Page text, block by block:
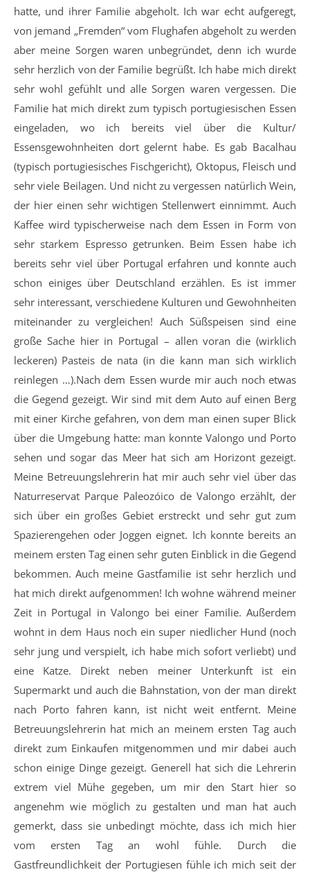
hatte, und ihrer Familie abgeholt. Ich war echt aufgeregt,
von jemand „Fremden“ vom Flughafen abgeholt zu werden
aber meine Sorgen waren unbegründet, denn ich wurde
sehr herzlich von der Familie begrüßt. Ich habe mich direkt
sehr wohl gefühlt und alle Sorgen waren vergessen. Die
Familie hat mich direkt zum typisch portugiesischen Essen
eingeladen, wo ich bereits viel über die Kultur/
Essensgewohnheiten dort gelernt habe. Es gab Bacalhau
(typisch portugiesisches Fischgericht), Oktopus, Fleisch und
sehr viele Beilagen. Und nicht zu vergessen natürlich Wein,
der hier einen sehr wichtigen Stellenwert einnimmt. Auch
Kaffee wird typischerweise nach dem Essen in Form von
sehr starkem Espresso getrunken. Beim Essen habe ich
bereits sehr viel über Portugal erfahren und konnte auch
schon einiges über Deutschland erzählen. Es ist immer
sehr interessant, verschiedene Kulturen und Gewohnheiten
miteinander zu vergleichen! Auch Süßspeisen sind eine
große Sache hier in Portugal – allen voran die (wirklich
leckeren) Pasteis de nata (in die kann man sich wirklich
reinlegen …).Nach dem Essen wurde mir auch noch etwas
die Gegend gezeigt. Wir sind mit dem Auto auf einen Berg
mit einer Kirche gefahren, von dem man einen super Blick
über die Umgebung hatte: man konnte Valongo und Porto
sehen und sogar das Meer hat sich am Horizont gezeigt.
Meine Betreuungslehrerin hat mir auch sehr viel über das
Naturreservat Parque Paleozóico de Valongo erzählt, der
sich über ein großes Gebiet erstreckt und sehr gut zum
Spazierengehen oder Joggen eignet. Ich konnte bereits an
meinem ersten Tag einen sehr guten Einblick in die Gegend
bekommen. Auch meine Gastfamilie ist sehr herzlich und
hat mich direkt aufgenommen! Ich wohne während meiner
Zeit in Portugal in Valongo bei einer Familie. Außerdem
wohnt in dem Haus noch ein super niedlicher Hund (noch
sehr jung und verspielt, ich habe mich sofort verliebt) und
eine Katze. Direkt neben meiner Unterkunft ist ein
Supermarkt und auch die Bahnstation, von der man direkt
nach Porto fahren kann, ist nicht weit entfernt. Meine
Betreuungslehrerin hat mich an meinem ersten Tag auch
direkt zum Einkaufen mitgenommen und mir dabei auch
schon einige Dinge gezeigt. Generell hat sich die Lehrerin
extrem viel Mühe gegeben, um mir den Start hier so
angenehm wie möglich zu gestalten und man hat auch
gemerkt, dass sie unbedingt möchte, dass ich mich hier
vom ersten Tag an wohl fühle. Durch die
Gastfreundlichkeit der Portugiesen fühle ich mich seit der